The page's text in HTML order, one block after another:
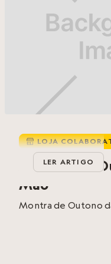
 LOJA
A Magia do
Mão
Montra de Outono
LER ARTIGO